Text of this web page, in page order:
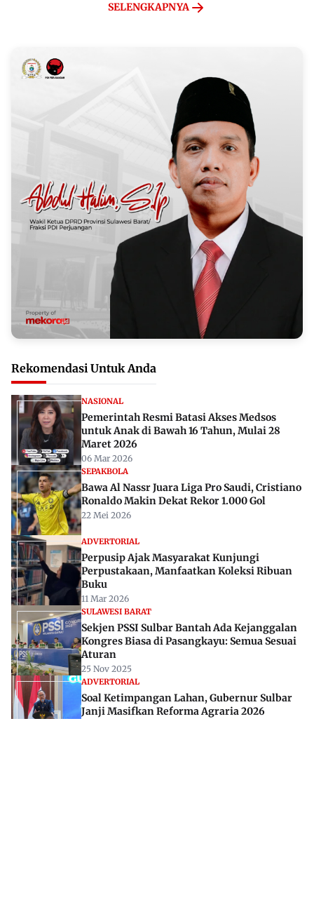
SELENGKAPNYA
Rekomendasi Untuk Anda
NASIONAL
Pemerintah Resmi Batasi Akses Medsos
untuk Anak di Bawah 16 Tahun, Mulai 28
Maret 2026
06 Mar 2026
SEPAKBOLA
Bawa Al Nassr Juara Liga Pro Saudi, Cristiano
Ronaldo Makin Dekat Rekor 1.000 Gol
22 Mei 2026
ADVERTORIAL
Perpusip Ajak Masyarakat Kunjungi
Perpustakaan, Manfaatkan Koleksi Ribuan
Buku
11 Mar 2026
SULAWESI BARAT
Sekjen PSSI Sulbar Bantah Ada Kejanggalan
Kongres Biasa di Pasangkayu: Semua Sesuai
Aturan
25 Nov 2025
ADVERTORIAL
Soal Ketimpangan Lahan, Gubernur Sulbar
Janji Masifkan Reforma Agraria 2026